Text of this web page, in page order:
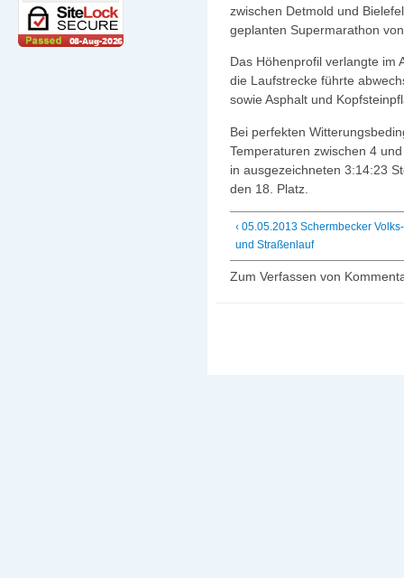
zwischen Detmold und
geplanten Supermarathon
Das Höhenprofil verlangte im
die Laufstrecke führte
sowie Asphalt und
Bei perfekten
Temperaturen zwischen 4
in ausgezeichneten 3:14:23
den 18. Platz.
‹ 05.05.2013 Schermbecker Volks-
und Straßenlauf
Zum Verfassen von